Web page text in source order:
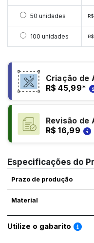
Selecionar 50
50 unidades
Selecionar 100
100 unidades
Criação de
R$ 45,99*
Revisão de
R$ 16,99
Especificações do
Prazo de produção
Material
Utilize o gabarito